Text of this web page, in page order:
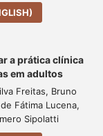
a prática clínica
em adultos
Freitas, Bruno
Fátima Lucena,
Sipolatti